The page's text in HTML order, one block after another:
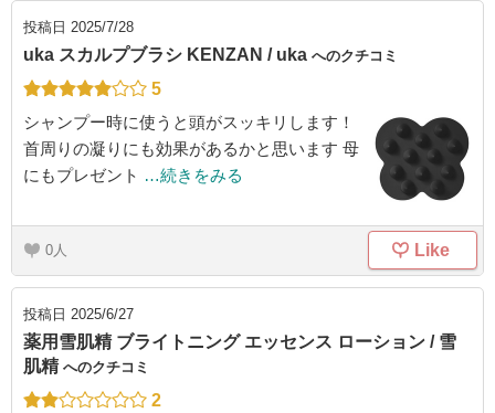
投稿日 2025/7/28
uka スカルプブラシ KENZAN / uka へのクチコミ
5
シャンプー時に使うと頭がスッキリします！
首周りの凝りにも効果があるかと思います 母
にもプレゼント …続きをみる
0 Like
投稿日 2025/6/27
薬用雪肌精 ブライトニング エッセンス ローション / 雪
肌精 へのクチコミ
2